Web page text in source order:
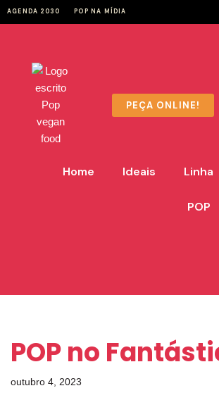
conteúdo
AGENDA 2030 POP NA MÍDIA
PEÇA ONLINE!
Home Ideais Linha
POP
POP no
outubro 4, 2023